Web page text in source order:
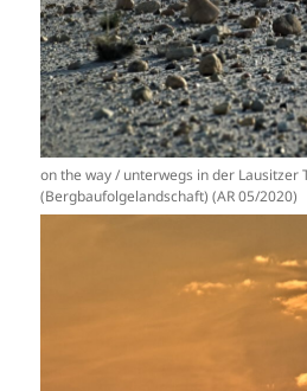
on the way / unterwegs in der Lausitzer
(Bergbaufolgelandschaft) (AR 05/2020)